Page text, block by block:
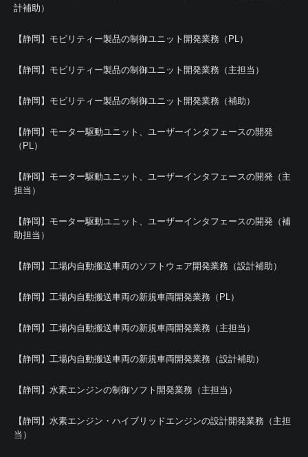
計補助）
【静岡】モビリティー製品の制御ユニット開発業務（PL）
【静岡】モビリティー製品の制御ユニット開発業務（主担当）
【静岡】モビリティー製品の制御ユニット開発業務（補助）
【静岡】モーター駆動ユニット、ユーザーインタフェースの開発
（PL）
【静岡】モーター駆動ユニット、ユーザーインタフェースの開発（主
担当）
【静岡】モーター駆動ユニット、ユーザーインタフェースの開発（補
助担当）
【静岡】工場内自動搬送車両のソフトウェア開発業務（設計補助）
【静岡】工場内自動搬送車両の新規車両開発業務（PL）
【静岡】工場内自動搬送車両の新規車両開発業務（主担当）
【静岡】工場内自動搬送車両の新規車両開発業務（設計補助）
【静岡】水素エンジンの制御ソフト開発業務（主担当）
【静岡】水素エンジン・ハイブリッドエンジンの設計開発業務（主担
当）